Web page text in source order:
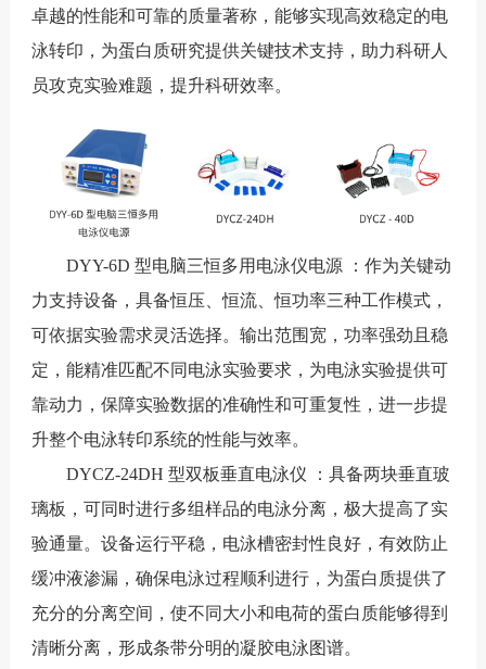
卓越的性能和可靠的质量著称，能够实现高效稳定的电
泳转印，为蛋白质研究提供关键技术支持，助力科研人
员攻克实验难题，提升科研效率。
DYY-6D 型电脑三恒多用电泳仪电源 ：作为关键动
力支持设备，具备恒压、恒流、恒功率三种工作模式，
可依据实验需求灵活选择。输出范围宽，功率强劲且稳
定，能精准匹配不同电泳实验要求，为电泳实验提供可
靠动力，保障实验数据的准确性和可重复性，进一步提
升整个电泳转印系统的性能与效率。
DYCZ-24DH 型双板垂直电泳仪 ：具备两块垂直玻
璃板，可同时进行多组样品的电泳分离，极大提高了实
验通量。设备运行平稳，电泳槽密封性良好，有效防止
缓冲液渗漏，确保电泳过程顺利进行，为蛋白质提供了
充分的分离空间，使不同大小和电荷的蛋白质能够得到
清晰分离，形成条带分明的凝胶电泳图谱。